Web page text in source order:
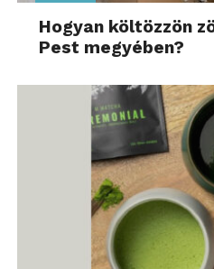
Hogyan költözzön
Pest megyében?